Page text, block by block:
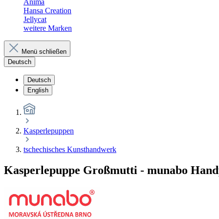
Anima
Hansa Creation
Jellycat
weitere Marken
Menü schließen
Deutsch
Deutsch
English
Kasperlepuppen
tschechisches Kunsthandwerk
Kasperlepuppe Großmutti - munabo